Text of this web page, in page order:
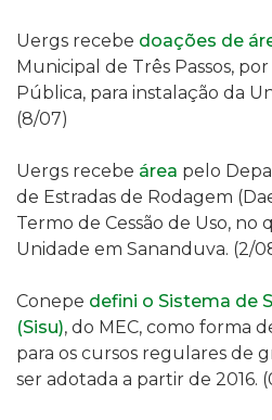
Uergs recebe doações de
Municipal de Três Passos, por
Pública, para instalação da
(8/07)
Uergs recebe área pelo
de Estradas de Rodagem
Termo de Cessão de Uso, no
Unidade em Sananduva. (2/
Conepe defini o Sistema de
(Sisu), do MEC, como forma
para os cursos regulares de
ser adotada a partir de 2016.